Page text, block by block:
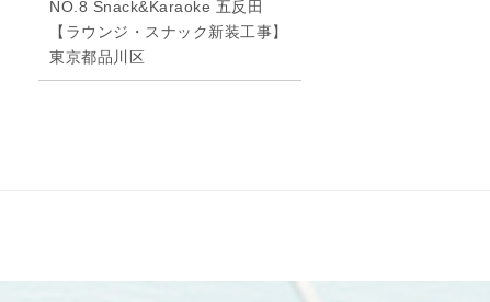
NO.8 Snack&Karaoke 五反田
【ラウンジ・スナック新装工事】
東京都品川区